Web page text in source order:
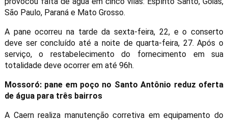
São Paulo, Paraná e Mato Grosso.
A pane ocorreu na tarde da sexta-feira, 22, e o conserto
deve ser concluído até a noite de quarta-feira, 27. Após o
serviço, o restabelecimento do fornecimento em sua
totalidade deve ocorrer em até 96h.
Mossoró: pane em poço no Santo Antônio reduz oferta
de água para três bairros
A Caernrealiza manutenção corretiva em equipamento do